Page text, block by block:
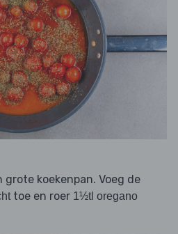
koekenpan. Voeg de
toe en roer 1½tl oregano